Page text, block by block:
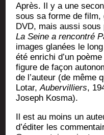
Après. Il y a une
sous sa forme de
DVD, mais aus­si sous
La Seine a ren­con­tré
images gla­nées le
été enri­chi d’un
figure de façon
de l’auteur (de même
Lotar,Auber­vil­liers,
Joseph Kosma).
Il est au moins un
d’éditer les